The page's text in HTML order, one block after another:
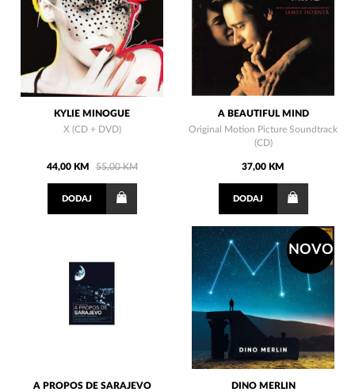
KYLIE MINOGUE
X (CD + DVD)
44,00 KM 55,00 KM
DODAJ
A BEAUTIFUL MIND
Original Motion Picture Soundtrack
(CD)
37,00 KM
DODAJ
A PROPOS DE SARAJEVO
NOVO
DINO MERLIN